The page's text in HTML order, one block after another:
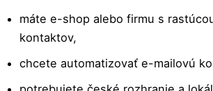
máte e-shop alebo firmu s
kontaktov,
chcete automatizovať e-mailovú